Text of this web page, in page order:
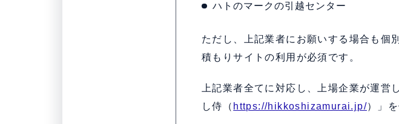
ハトのマークの引越センター
ただし、上記業者にお願いする場合も個
積もりサイトの利用が必須です。
上記業者全てに対応し、上場企業が運
し侍（ https://hikkoshizamurai.jp/）」